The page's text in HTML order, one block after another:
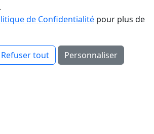
de Confidentialité pour plus de
Refuser tout Personnaliser